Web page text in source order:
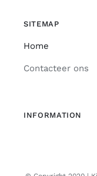
SITEMAP
Home
Contacteer ons
INFORMATION